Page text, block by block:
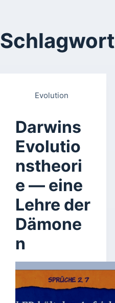
Schlagwort
Evolution
Darwins
Evolutio
nstheori
e — eine
Lehre der
Dämone
n